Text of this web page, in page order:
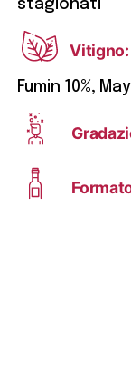
stagionati
Vitigno:
Fumin 10%,